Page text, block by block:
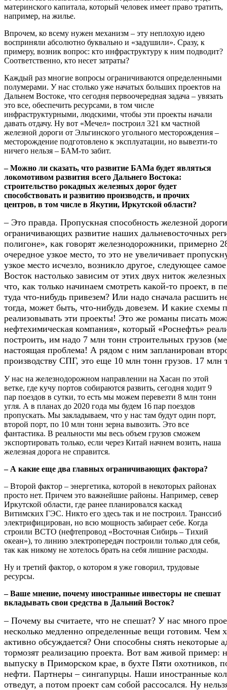
материнского капитала, который человек имеет право тратить,
например, на жилье.
Впрочем, ко всему нужен механизм – эту неплохую идею
восприняли абсолютно буквально и «задушили». Сразу, к
примеру, возник вопрос: кто инфраструктуру к ним подводит?
Соответственно, кто несет затраты?
Каждый раз многие вопросы ограничиваются определенными
полумерами. У нас столько уже начатых больших проектов на
Дальнем Востоке, что сегодня первоочередная задача – увязать
это все, обеспечить ресурсами, в том числе
инфраструктурными, людскими, чтобы эти проекты начали
давать отдачу. Ну вот «Мечел» построил 321 км частной
железной дороги от Эльгинского угольного месторождения –
месторождение подготовлено к эксплуатации, но вывезти-то
ничего нельзя – БАМ-то забит.
– Можно ли сказать, что развитие БАМа будет являться
локомотивом развития всего Дальнего Востока:
строительство рокадных железных дорог будет
способствовать и развитию производств, и прочих
центров, в том числе в Якутии, Иркутской области?
– Это правда. Пропускная способность железной
ограничивающих развитие наших дальневосточных
полигоне», как говорят железнодорожники, примерно
очередное узкое место, то это не увеличивает
узкое место исчезло, возникло другое, следующее
Восток настолько зависим от этих двух ниток
что, как только начинаем смотреть какой-то проект, в
туда что-нибудь привезем? Или надо сначала расшить
тогда, может быть, что-нибудь довезем. И какие схемы
реализовывать эти проекты! Это же романы писать
нефтехимическая компания», который «Роснефть»
построить, им надо 7 млн тонн строительных грузов
настоящая проблема! А рядом с ним запланирован
производству СПГ, это еще 10 млн тонн грузов. 17 млн
У нас на железнодорожном направлении на Хасан по этой
ветке, где кучу портов собираются развить, сегодня ходит 9
пар поездов в сутки, то есть мы можем перевезти 8 млн тонн
угля. А в планах до 2020 года мы будем 16 пар поездов
пропускать. Мы закладываем, что у нас там будут один порт,
второй порт, по 10 млн тонн зерна вывозить. Это все
фантастика. В реальности мы весь объем грузов сможем
экспортировать только, если через Китай начнем возить, наша
железная дорога не справится.
– А какие еще два главных ограничивающих фактора?
– Второй фактор – энергетика, которой в некоторых районах
просто нет. Причем это важнейшие районы. Например, север
Иркутской области, где ранее планировался каскад
Витимских ГЭС. Никто его здесь так и не построил. Транссиб
электрифицирован, но всю мощность забирает себе. Когда
строили ВСТО (нефтепровод «Восточная Сибирь – Тихий
океан»), то линию электропередач построили только для себя,
так как никому не хотелось брать на себя лишние расходы.
Ну и третий фактор, о котором я уже говорил, трудовые
ресурсы.
– Ваше мнение, почему иностранные инвесторы не спешат
вкладывать свои средства в Дальний Восток?
– Почему вы считаете, что не спешат? У нас много
несколько медленно определенные вещи готовим. Чем
активно обсуждается? Они способны снять некоторые
тормозят реализацию проекта. Вот вам живой пример:
выпуску в Приморском крае, в бухте Пяти охотников,
нефти. Партнеры – сингапурцы. Наши иностранные
отведут, а потом проект сам собой рассосался. Ну